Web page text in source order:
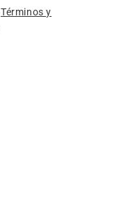
Términos y